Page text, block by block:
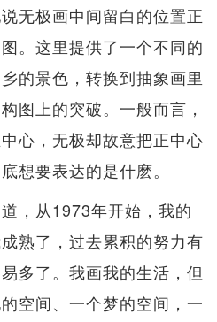
无极画中间留白的位置正
。这里提供了一个不同的
的景色，转换到抽象画里
图上的突破。一般而言，
心，无极却故意把正中心
想要表达的是什麽。
，从1973年开始，我的
熟了，过去累积的努力有
多了。我画我的生活，但
空间、一个梦的空间，一